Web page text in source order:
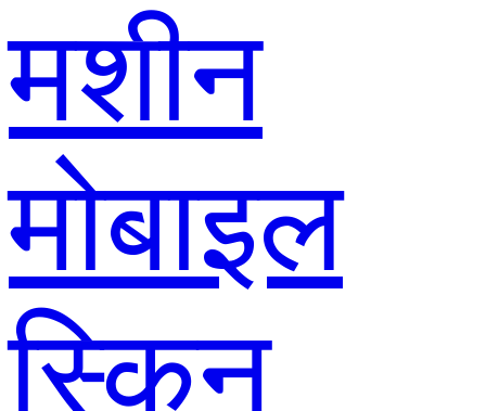
मशीन
मोबाइल
स्किन